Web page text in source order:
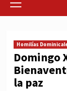
Menu
Homilías
Domingo
la paz